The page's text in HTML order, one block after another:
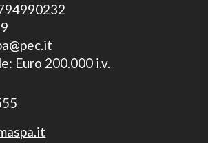
Euro 200.000 i.v.